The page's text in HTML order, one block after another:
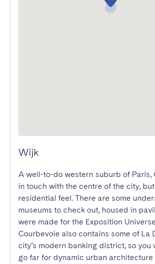
Wijk
A well-to-do western suburb of Paris,
in touch with the centre of the city,
residential feel. There are some
museums to check out, housed in
were made for the Exposition
Courbevoie also contains some of La
city’s modern banking district, so you
go far for dynamic urban architecture